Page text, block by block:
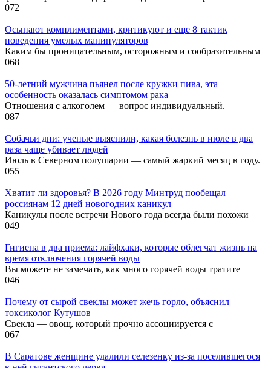
072
Осыпают комплиментами, критикуют и еще 8 тактик
поведения умелых манипуляторов
Каким бы проницательным, осторожным и сообразительным
068
50-летний мужчина пьянел после кружки пива, эта
особенность оказалась симптомом рака
Отношения с алкоголем — вопрос индивидуальный.
087
Собачьи дни: ученые выяснили, какая болезнь в июле в два
раза чаще убивает людей
Июль в Северном полушарии — самый жаркий месяц в году.
055
Хватит ли здоровья? В 2026 году Минтруд пообещал
россиянам 12 дней новогодних каникул
Каникулы после встречи Нового года всегда были похожи
049
Гигиена в два приема: лайфхаки, которые облегчат жизнь на
время отключения горячей воды
Вы можете не замечать, как много горячей воды тратите
046
Почему от сырой свеклы может жечь горло, объяснил
токсиколог Кутушов
Свекла — овощ, который прочно ассоциируется с
067
В Саратове женщине удалили селезенку из-за поселившегося